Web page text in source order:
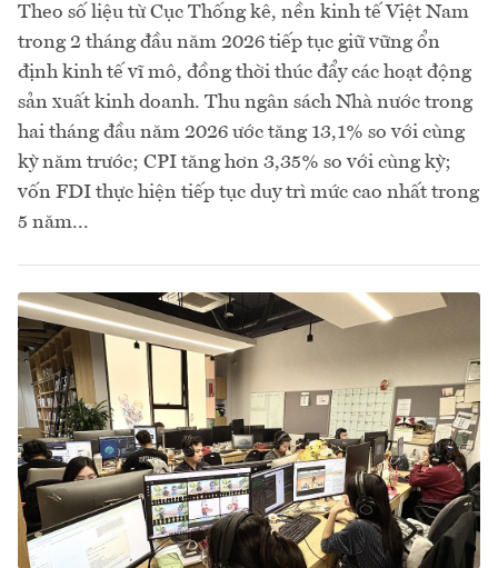
Theo số liệu từ Cục Thống kê, nền kinh tế Việt Nam
trong 2 tháng đầu năm 2026 tiếp tục giữ vững ổn
định kinh tế vĩ mô, đồng thời thúc đẩy các hoạt động
sản xuất kinh doanh. Thu ngân sách Nhà nước trong
hai tháng đầu năm 2026 ước tăng 13,1% so với cùng
kỳ năm trước; CPI tăng hơn 3,35% so với cùng kỳ;
vốn FDI thực hiện tiếp tục duy trì mức cao nhất trong
5 năm...